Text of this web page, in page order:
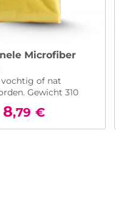
Microfiber
vochtig of nat
Gewicht 310
8,79 €